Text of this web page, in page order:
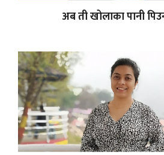
अब ती खोलाका पानी